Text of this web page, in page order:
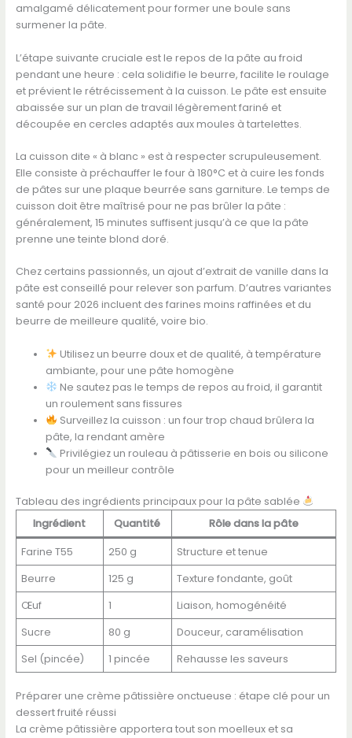
amalgamé délicatement pour former une boule sans
surmener la pâte.
L’étape suivante cruciale est le repos de la pâte au froid
pendant une heure : cela solidifie le beurre, facilite le roulage
et prévient le rétrécissement à la cuisson. Le pâte est ensuite
abaissée sur un plan de travail légèrement fariné et
découpée en cercles adaptés aux moules à tartelettes.
La cuisson dite « à blanc » est à respecter scrupuleusement.
Elle consiste à préchauffer le four à 180°C et à cuire les fonds
de pâtes sur une plaque beurrée sans garniture. Le temps de
cuisson doit être maîtrisé pour ne pas brûler la pâte :
généralement, 15 minutes suffisent jusqu’à ce que la pâte
prenne une teinte blond doré.
Chez certains passionnés, un ajout d’extrait de vanille dans la
pâte est conseillé pour relever son parfum. D’autres variantes
santé pour 2026 incluent des farines moins raffinées et du
beurre de meilleure qualité, voire bio.
Utilisez un beurre doux et de qualité, à température
ambiante, pour une pâte homogène
Ne sautez pas le temps de repos au froid, il garantit
un roulement sans fissures
Surveillez la cuisson : un four trop chaud brûlera la
pâte, la rendant amère
Privilégiez un rouleau à pâtisserie en bois ou silicone
pour un meilleur contrôle
Tableau des ingrédients principaux pour la pâte sablée
Ingrédient
Quantité Rôle dans la pâte
Farine T55 250 g
Structure et tenue
Beurre
125 g
Texture fondante, goût
Œuf
1
Liaison, homogénéité
Sucre
80 g
Douceur, caramélisation
Sel (pincée)
1 pincée Rehausse les saveurs
Préparer une crème pâtissière onctueuse : étape clé pour un
dessert fruité réussi
La crème pâtissière apportera tout son moelleux et sa